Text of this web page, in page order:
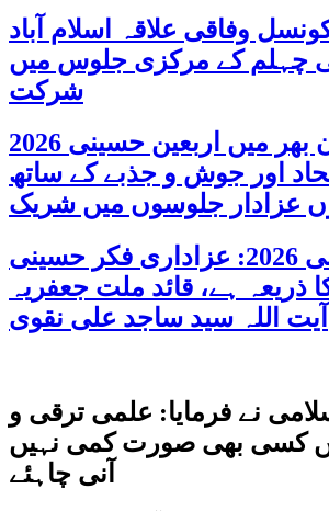
وفاقی علاقہ اسلام آباد
چہلم کے مرکزی جلوس میں
شرکت
پاکستان بھر میں اربعین حسینی 2026
اور جوش و جذبے کے ساتھ
عزادار جلوسوں میں شریک
اربعین حسینی 2026: عزاداری فکر حسینی
ذریعہ ہے، قائد ملت جعفریہ
آیت اللہ سید ساجد علی نقوی
نے فرمایا: علمی ترقی و
کسی بھی صورت کمی نہیں
آنی چاہئے